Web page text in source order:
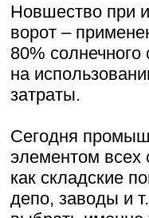
Новшество при
ворот –
80% солнечного
на
затраты.
Сегодня
элементом
как складские
депо, заводы и